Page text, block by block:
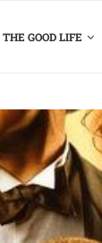
THE GOOD LIFE